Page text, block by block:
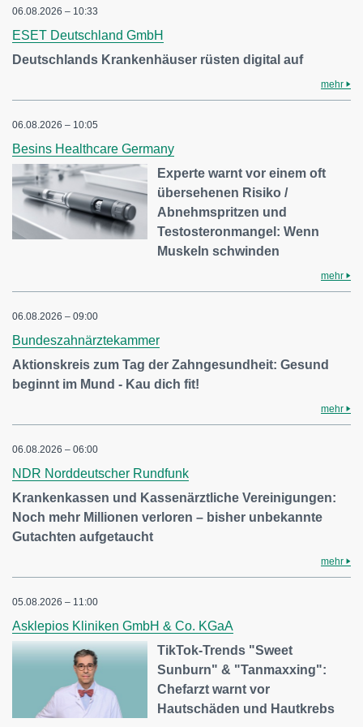
06.08.2026 – 10:33
ESET Deutschland GmbH
Deutschlands Krankenhäuser rüsten digital auf
mehr
06.08.2026 – 10:05
Besins Healthcare Germany
Experte warnt vor einem oft
übersehenen Risiko /
Abnehmspritzen und
Testosteronmangel: Wenn
Muskeln schwinden
mehr
06.08.2026 – 09:00
Bundeszahnärztekammer
Aktionskreis zum Tag der Zahngesundheit: Gesund
beginnt im Mund - Kau dich fit!
mehr
06.08.2026 – 06:00
NDR Norddeutscher Rundfunk
Krankenkassen und Kassenärztliche Vereinigungen:
Noch mehr Millionen verloren – bisher unbekannte
Gutachten aufgetaucht
mehr
05.08.2026 – 11:00
Asklepios Kliniken GmbH & Co. KGaA
TikTok-Trends "Sweet
Sunburn" & "Tanmaxxing":
Chefarzt warnt vor
Hautschäden und Hautkrebs